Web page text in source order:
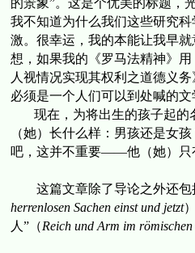
的景象”。这是个优美的标题，
我不知道为什么我们这些研究
激。很幸运，我的本能让我早
想，如果我的《罗马法精神》
人视情况实现其权利之道德义
必须是一个人们可以到处喊的文
现在，为将出生的孩子起
（她）长什么样：男孩还是女
吧，这并不重要——他（她）只
这篇文章除了导论之外还
herrenlosen Sachen einst und jetzt
人 ”（Reich und Arm im